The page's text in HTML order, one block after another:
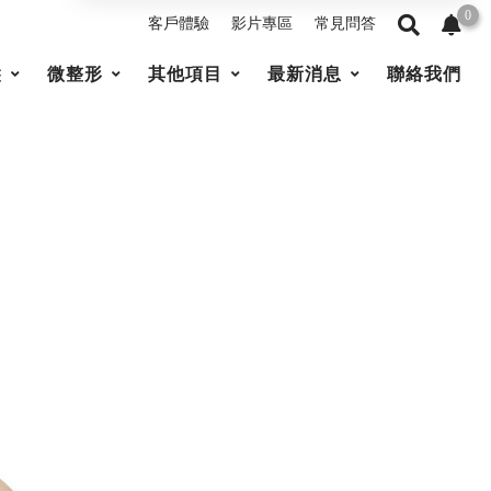
客戶體驗 影片專區 常見問答 0
微整形 其他項目 最新消息 聯絡我們